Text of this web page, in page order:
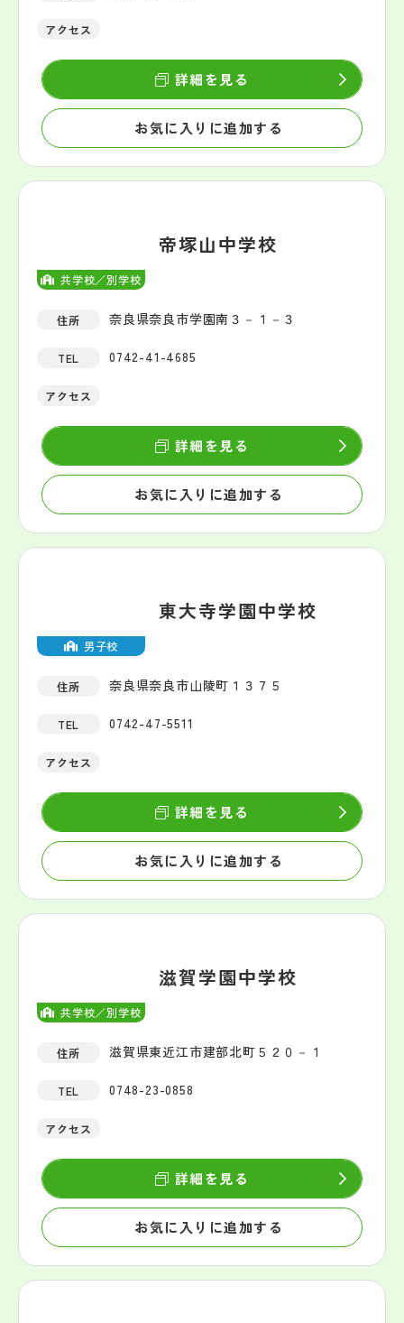
アクセス
お気に入りに追加する
詳細を見る
共学校／別学校
帝塚山中学校
住所 奈良県奈良市学園南３－１－３
TEL 0742-41-4685
アクセス
お気に入りに追加する
詳細を見る
男子校
東大寺学園中学校
住所 奈良県奈良市山陵町１３７５
TEL 0742-47-5511
アクセス
お気に入りに追加する
詳細を見る
共学校／別学校
滋賀学園中学校
住所 滋賀県東近江市建部北町５２０－１
TEL 0748-23-0858
アクセス
お気に入りに追加する
詳細を見る